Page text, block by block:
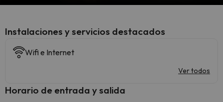
Instalaciones y servicios destacados
Wifi e Internet
Ver todos
Horario de entrada y salida